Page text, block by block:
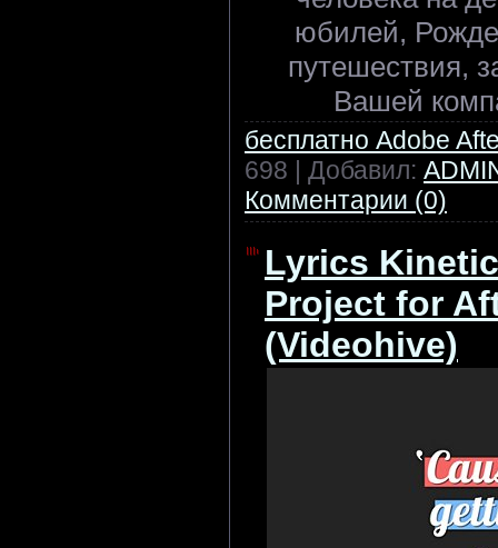
юбилей,
путешествия,
Вашей
бесплатно Adobe
698 | Добавил:
Комментарии (0)
Lyrics
Project for
(Videohive)